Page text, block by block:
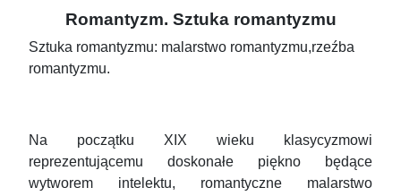
Romantyzm. Sztuka romantyzmu
Sztuka romantyzmu: malarstwo romantyzmu,rzeźba
romantyzmu.
Na początku XIX wieku klasycyzmowi
reprezentującemu doskonałe piękno będące
wytworem intelektu, romantyczne malarstwo